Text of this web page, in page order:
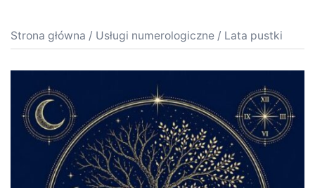
Strona główna / Usługi numerologiczne / Lata pustki